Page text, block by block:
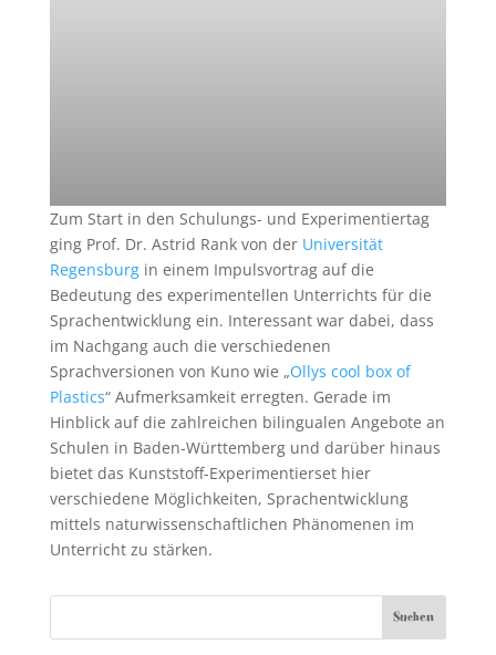
Zum Start in den Schulungs- und Experimentiertag
ging Prof. Dr. Astrid Rank von der Universität
Regensburgin einem Impulsvortrag auf die
Bedeutung des experimentellen Unterrichts für die
Sprachentwicklung ein. Interessant war dabei, dass
im Nachgang auch die verschiedenen
Sprachversionen von Kuno wie „Ollys cool box of
Plastics“ Aufmerksamkeit erregten. Gerade im
Hinblick auf die zahlreichen bilingualen Angebote an
Schulen in Baden-Württemberg und darüber hinaus
bietet das Kunststoff-Experimentierset hier
verschiedene Möglichkeiten, Sprachentwicklung
mittels naturwissenschaftlichen Phänomenen im
Unterricht zu stärken.